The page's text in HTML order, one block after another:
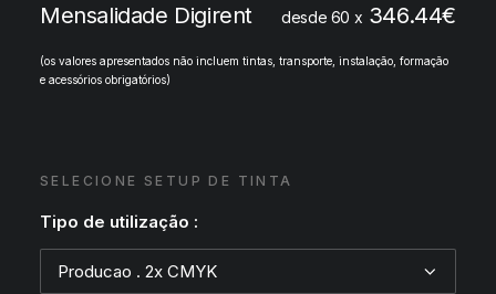
Mensalidade Digirent desde 60 x 346.44€
(os valores apresentados não incluem tintas, transporte, instalação, formação
e acessórios obrigatórios)
SELECIONE SETUP DE TINTA
Tipo de utilização :